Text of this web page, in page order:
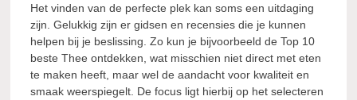
Het vinden van de perfecte plek kan soms een uitdaging
zijn. Gelukkig zijn er gidsen en recensies die je kunnen
helpen bij je beslissing. Zo kun je bijvoorbeeld de Top 10
beste Thee ontdekken, wat misschien niet direct met eten
te maken heeft, maar wel de aandacht voor kwaliteit en
smaak weerspiegelt. De focus ligt hierbij op het selecteren